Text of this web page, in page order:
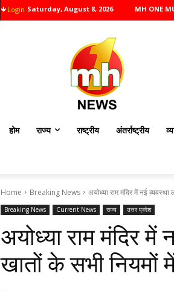
Login Saturday, August 8, 2026 MH ONE
होम राज्य राष्ट्रीय अंतर्राष्ट्रीय
Home Breaking News अयोध्या राम मंदिर में नई
Breaking News Current News राज्य उत्तर प्रदेश
अयोध्या राम मंदिर
खातों के सभी नियमों